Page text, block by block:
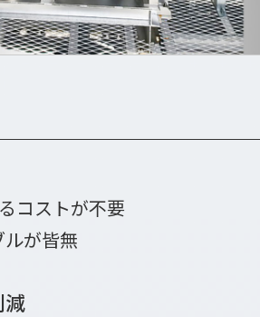
コストが不要
が皆無
減